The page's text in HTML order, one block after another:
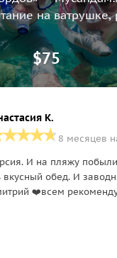
на ватрушке,
$75
К.
8 месяцев
И на пляжу
обед. И
❤️всем